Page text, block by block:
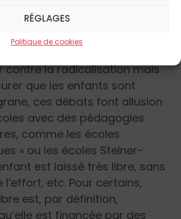
RÉGLAGES
Politique de cookies
les débats
contre la radicalisation mais
que les enfants sont
ces débats font allusion
avec des pédagogies
comme les écoles
» ou les écoles Steiner-
est laissé très libre, sans
etc. Pour certains,
est, par définition,
est financée par des